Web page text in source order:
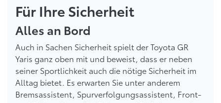
Für Ihre Sicherheit
Alles an Bord
Auch in Sachen Sicherheit spielt der Toyota GR
Yaris ganz oben mit und beweist, dass er neben
seiner Sportlichkeit auch die nötige Sicherheit im
Alltag bietet. Es erwarten Sie unter anderem
Bremsassistent, Spurverfolgungsassistent, Front-